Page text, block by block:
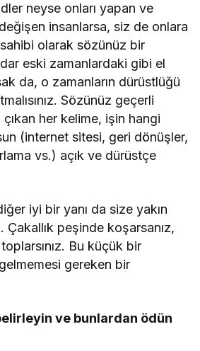
neyse onları yapan ve
insanlarsa, siz de onlara
olarak sözünüz bir
eski zamanlardaki gibi el
da, o zamanların dürüstlüğü
Sözünüz geçerli
çıkan her kelime, işin hangi
(internet sitesi, geri dönüşler,
vs.) açık ve dürüstçe
iyi bir yanı da size yakın
Çakallık peşinde koşarsanız,
Bu küçük bir
gereken bir
ve bunlardan ödün